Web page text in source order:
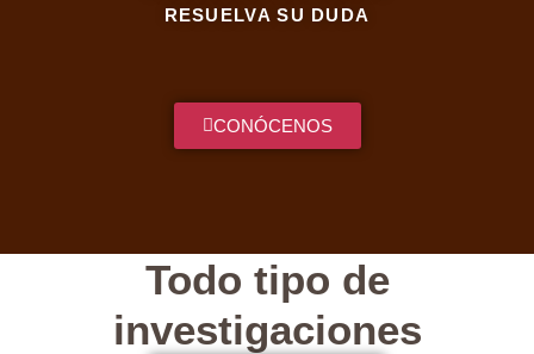
RESUELVA SU DUDA
CONÓCENOS
Todo tipo de
investigaciones